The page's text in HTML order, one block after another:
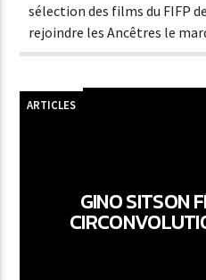
sélection des films du FIFP
rejoindre les Ancêtres le
ARTICLES
GINO SITSON